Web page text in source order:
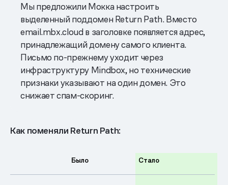
Мы предложили Мокка настроить
выделенный поддомен Return Path. Вместо
email.mbx.cloud в заголовке появляется адрес,
принадлежащий домену самого клиента.
Письмо по-прежнему уходит через
инфраструктуру Mindbox, но технические
признаки указывают на один домен. Это
снижает спам-скоринг.
Как поменяли Return Path:
Было Стало